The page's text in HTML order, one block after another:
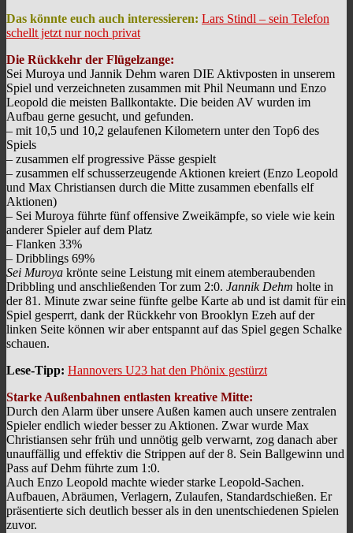
Das könnte euch auch interessieren: Lars Stindl – sein Telefon
schellt jetzt nur noch privat
Die Rückkehr der Flügelzange:
Sei Muroya und Jannik Dehm waren DIE Aktivposten in unserem
Spiel und verzeichneten zusammen mit Phil Neumann und Enzo
Leopold die meisten Ballkontakte. Die beiden AV wurden im
Aufbau gerne gesucht, und gefunden.
– mit 10,5 und 10,2 gelaufenen Kilometern unter den Top6 des
Spiels
– zusammen elf progressive Pässe gespielt
– zusammen elf schusserzeugende Aktionen kreiert (Enzo Leopold
und Max Christiansen durch die Mitte zusammen ebenfalls elf
Aktionen)
– Sei Muroya führte fünf offensive Zweikämpfe, so viele wie kein
anderer Spieler auf dem Platz
– Flanken 33%
– Dribblings 69%
Sei Muroya krönte seine Leistung mit einem atemberaubenden
Dribbling und anschließenden Tor zum 2:0. Jannik Dehm holte in
der 81. Minute zwar seine fünfte gelbe Karte ab und ist damit für ein
Spiel gesperrt, dank der Rückkehr von Brooklyn Ezeh auf der
linken Seite können wir aber entspannt auf das Spiel gegen Schalke
schauen.
Lese-Tipp: Hannovers U23 hat den Phönix gestürzt
Starke Außenbahnen entlasten kreative Mitte:
Durch den Alarm über unsere Außen kamen auch unsere zentralen
Spieler endlich wieder besser zu Aktionen. Zwar wurde Max
Christiansen sehr früh und unnötig gelb verwarnt, zog danach aber
unauffällig und effektiv die Strippen auf der 8. Sein Ballgewinn und
Pass auf Dehm führte zum 1:0.
Auch Enzo Leopold machte wieder starke Leopold-Sachen.
Aufbauen, Abräumen, Verlagern, Zulaufen, Standardschießen. Er
präsentierte sich deutlich besser als in den unentschiedenen Spielen
zuvor.